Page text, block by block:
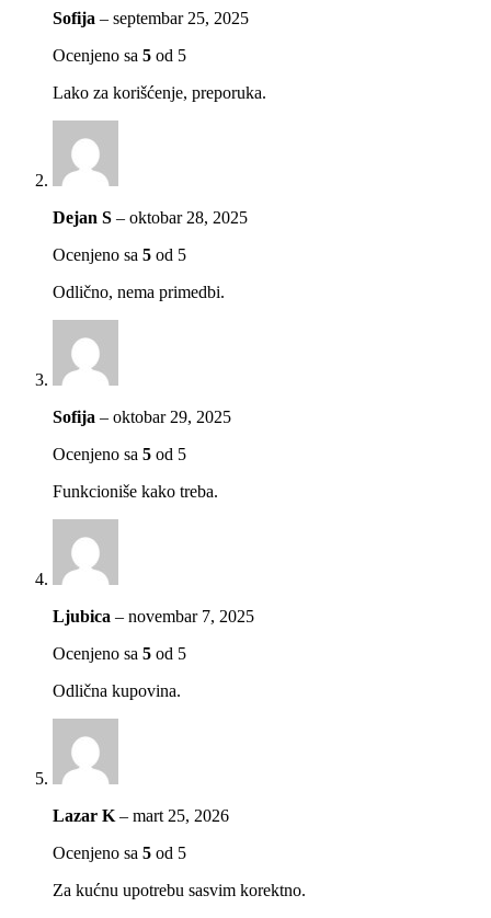
Sofija – septembar 25, 2025
Ocenjeno sa 5 od 5
Lako za korišćenje, preporuka.
Dejan S – oktobar 28, 2025
Ocenjeno sa 5 od 5
Odlično, nema primedbi.
Sofija – oktobar 29, 2025
Ocenjeno sa 5 od 5
Funkcioniše kako treba.
Ljubica – novembar 7, 2025
Ocenjeno sa 5 od 5
Odlična kupovina.
Lazar K – mart 25, 2026
Ocenjeno sa 5 od 5
Za kućnu upotrebu sasvim korektno.